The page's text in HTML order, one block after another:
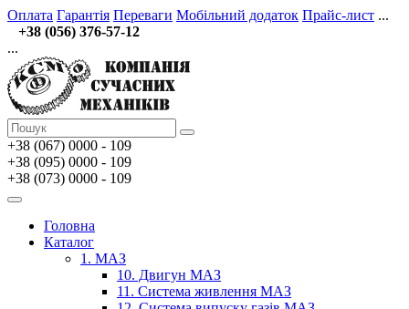
Оплата Гарантія Переваги Мобільний додаток Прайс-лист ...
+38 (056) 376-57-12
...
+38 (067) 0000 - 109
+38 (095) 0000 - 109
+38 (073) 0000 - 109
Головна
Каталог
1. МАЗ
10. Двигун МАЗ
11. Система живлення МАЗ